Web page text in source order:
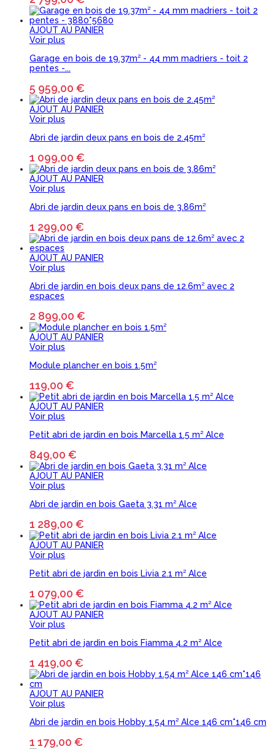
AJOUT AU PANIER
Voir plus
Garage en bois de 19.37m² - 44 mm madriers - toit 2
pentes -...
5 959,00 €
AJOUT AU PANIER
Voir plus
Abri de jardin deux pans en bois de 2.45m²
1 099,00 €
AJOUT AU PANIER
Voir plus
Abri de jardin deux pans en bois de 3.86m²
1 299,00 €
AJOUT AU PANIER
Voir plus
Abri de jardin en bois deux pans de 12.6m² avec 2
espaces
2 899,00 €
AJOUT AU PANIER
Voir plus
Module plancher en bois 1.5m²
119,00 €
AJOUT AU PANIER
Voir plus
Petit abri de jardin en bois Marcella 1.5 m² Alce
849,00 €
AJOUT AU PANIER
Voir plus
Abri de jardin en bois Gaeta 3.31 m² Alce
1 289,00 €
AJOUT AU PANIER
Voir plus
Petit abri de jardin en bois Livia 2.1 m² Alce
1 079,00 €
AJOUT AU PANIER
Voir plus
Petit abri de jardin en bois Fiamma 4.2 m² Alce
1 419,00 €
AJOUT AU PANIER
Voir plus
Abri de jardin en bois Hobby 1.54 m² Alce 146 cm*146 cm
1 179,00 €